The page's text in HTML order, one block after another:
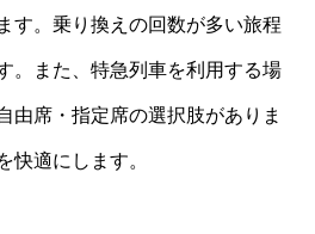
す。乗り換えの回数が多い旅程
。また、特急列車を利用する場
由席・指定席の選択肢がありま
快適にします。